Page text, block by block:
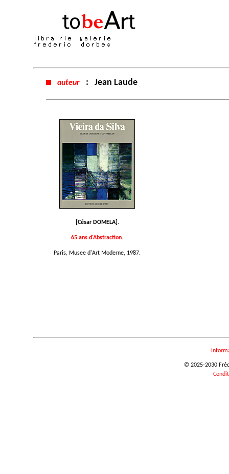
auteur : Jean Laude
[César DOMELA].
65 ans d'Abstraction.
Paris, Musee d'Art Moderne, 1987.
© 2025-2030